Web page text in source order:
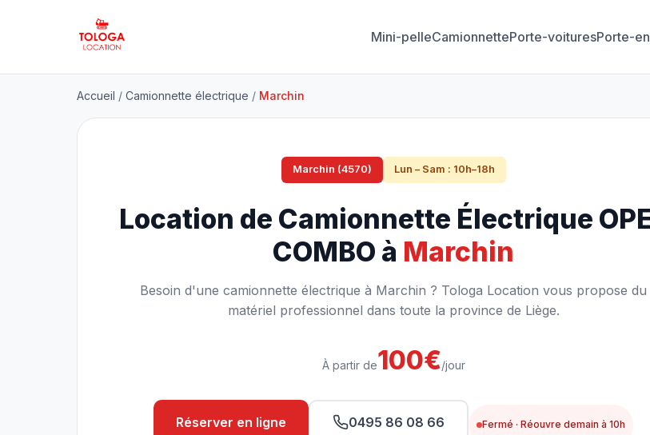
Mini-pelleCamionnettePorte-voituresPorte-
Accueil / Camionnette électrique / Marchin
Marchin (4570) Lun – Sam : 10h–18h
Location de Camionnette Électrique
COMBO à Marchin
Besoin d'une camionnette électrique à Marchin ? Tologa Location vous propose du
matériel professionnel dans toute la province de Liège.
À partir de100€/jour
Réserver en ligne 0495 86 08 66 Fermé · Réouvre demain à 10h